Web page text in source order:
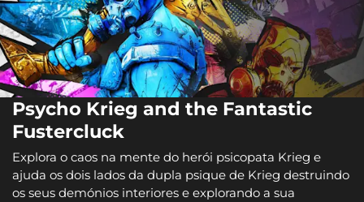
Psycho Krieg and the Fantastic
Fustercluck
Explora o caos na mente do herói psicopata Krieg e
ajuda os dois lados da dupla psique de Krieg destruindo
os seus demónios interiores e explorando a sua